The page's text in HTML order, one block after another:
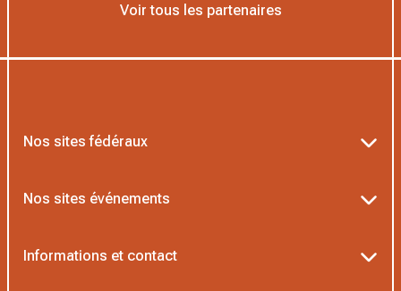
Voir tous les partenaires
Nos sites fédéraux
Nos sites événements
Informations et contact